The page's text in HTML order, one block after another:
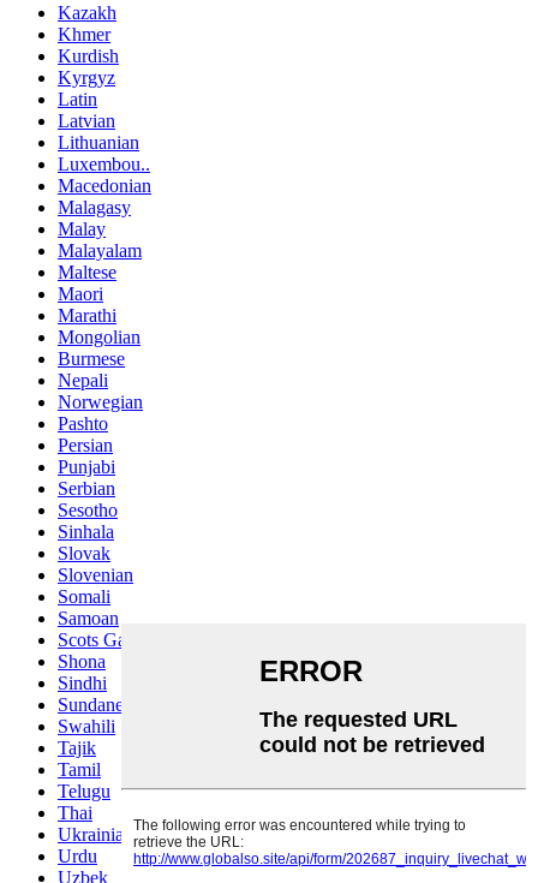
Kazakh
Khmer
Kurdish
Kyrgyz
Latin
Latvian
Lithuanian
Luxembou..
Macedonian
Malagasy
Malay
Malayalam
Maltese
Maori
Marathi
Mongolian
Burmese
Nepali
Norwegian
Pashto
Persian
Punjabi
Serbian
Sesotho
Sinhala
Slovak
Slovenian
Somali
Samoan
Scots Gaelic
Shona
Sindhi
Sundanese
Swahili
Tajik
Tamil
Telugu
Thai
Ukrainian
Urdu
Uzbek